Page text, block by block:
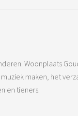
Woonplaats
muziek maken, het
en tieners.